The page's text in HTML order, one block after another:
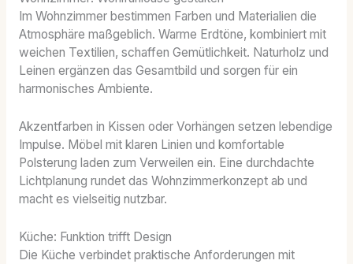
Im Wohnzimmer bestimmen Farben und Materialien die
Atmosphäre maßgeblich. Warme Erdtöne, kombiniert mit
weichen Textilien, schaffen Gemütlichkeit. Naturholz und
Leinen ergänzen das Gesamtbild und sorgen für ein
harmonisches Ambiente.
Akzentfarben in Kissen oder Vorhängen setzen lebendige
Impulse. Möbel mit klaren Linien und komfortable
Polsterung laden zum Verweilen ein. Eine durchdachte
Lichtplanung rundet das Wohnzimmerkonzept ab und
macht es vielseitig nutzbar.
Küche: Funktion trifft Design
Die Küche verbindet praktische Anforderungen mit